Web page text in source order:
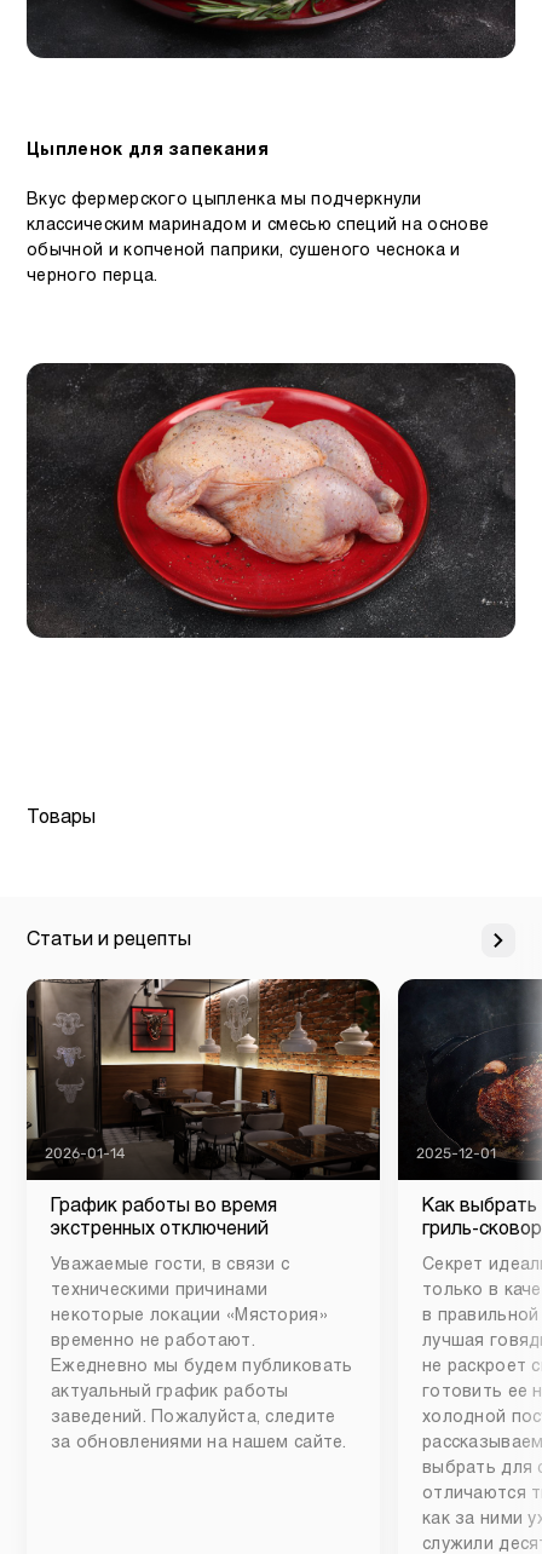
Цыпленок для запекания
Вкус фермерского цыпленка мы подчеркнули
классическим маринадом и смесью специй на основе
обычной и копченой паприки, сушеного чеснока и
черного перца.
Товары
Статьи и рецепты
2026-01-14
График работы во время
экстренных отключений
Уважаемые гости, в связи с
техническими причинами
некоторые локации «Мястория»
временно не работают.
Ежедневно мы будем публиковать
актуальный график работы
заведений. Пожалуйста, следите
за обновлениями на нашем сайте.
2025-12-01
Как выбрать
гриль-
Секрет
только в
в
лучшая
не раскроет
готовить ее
холодной
выбрать для
отличаются
как за ними
служили